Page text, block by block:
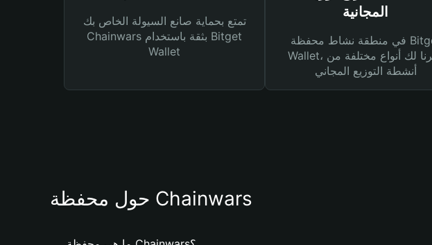
تمتع بحماية صانع السيولة الخاص بك
Chainwars بثقة باستخدام Bitget
Wallet
المجانية
في منطقة نشاط محفظة Bitget
Wallet، وفرنا لك أنواع مختلفة من
أنشطة التوزيع المجاني
حول محفظة Chainwars